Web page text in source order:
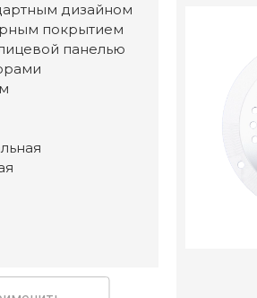
дизайном
покрытием
панелью